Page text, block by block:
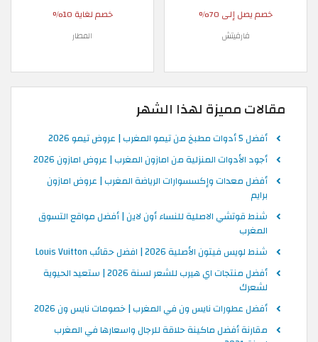
خصم يصل إلى 70%
فارفيتش
خصم لغاية 10%
المطار
مقالات مميزة لهذا الشهر
أفضل 5 أدوات مطبخ من تيمو المغرب | عروض تيمو 2026
أجود الأدوات المنزلية من امازون المغرب | عروض امازون 2026
أفضل معدات وإكسسوارات الرياضة المغرب | عروض امازون
برايم
شنط قوتشي الاصلية للنساء أون لاين | أفضل مواقع التسوق
المغرب
شنط لويس فيتون الأصلية 2026 | افضل حقائب Louis Vuitton
أفضل منتجات اي هيرب للشعر لسنة 2026 | ستعيد الحيوية
لشعرك
أفضل عطورات نايس ون في المغرب | خصومات نايس ون 2026
مقارنة أفضل ماكينة حلاقة للرجال واسعارها في المغرب